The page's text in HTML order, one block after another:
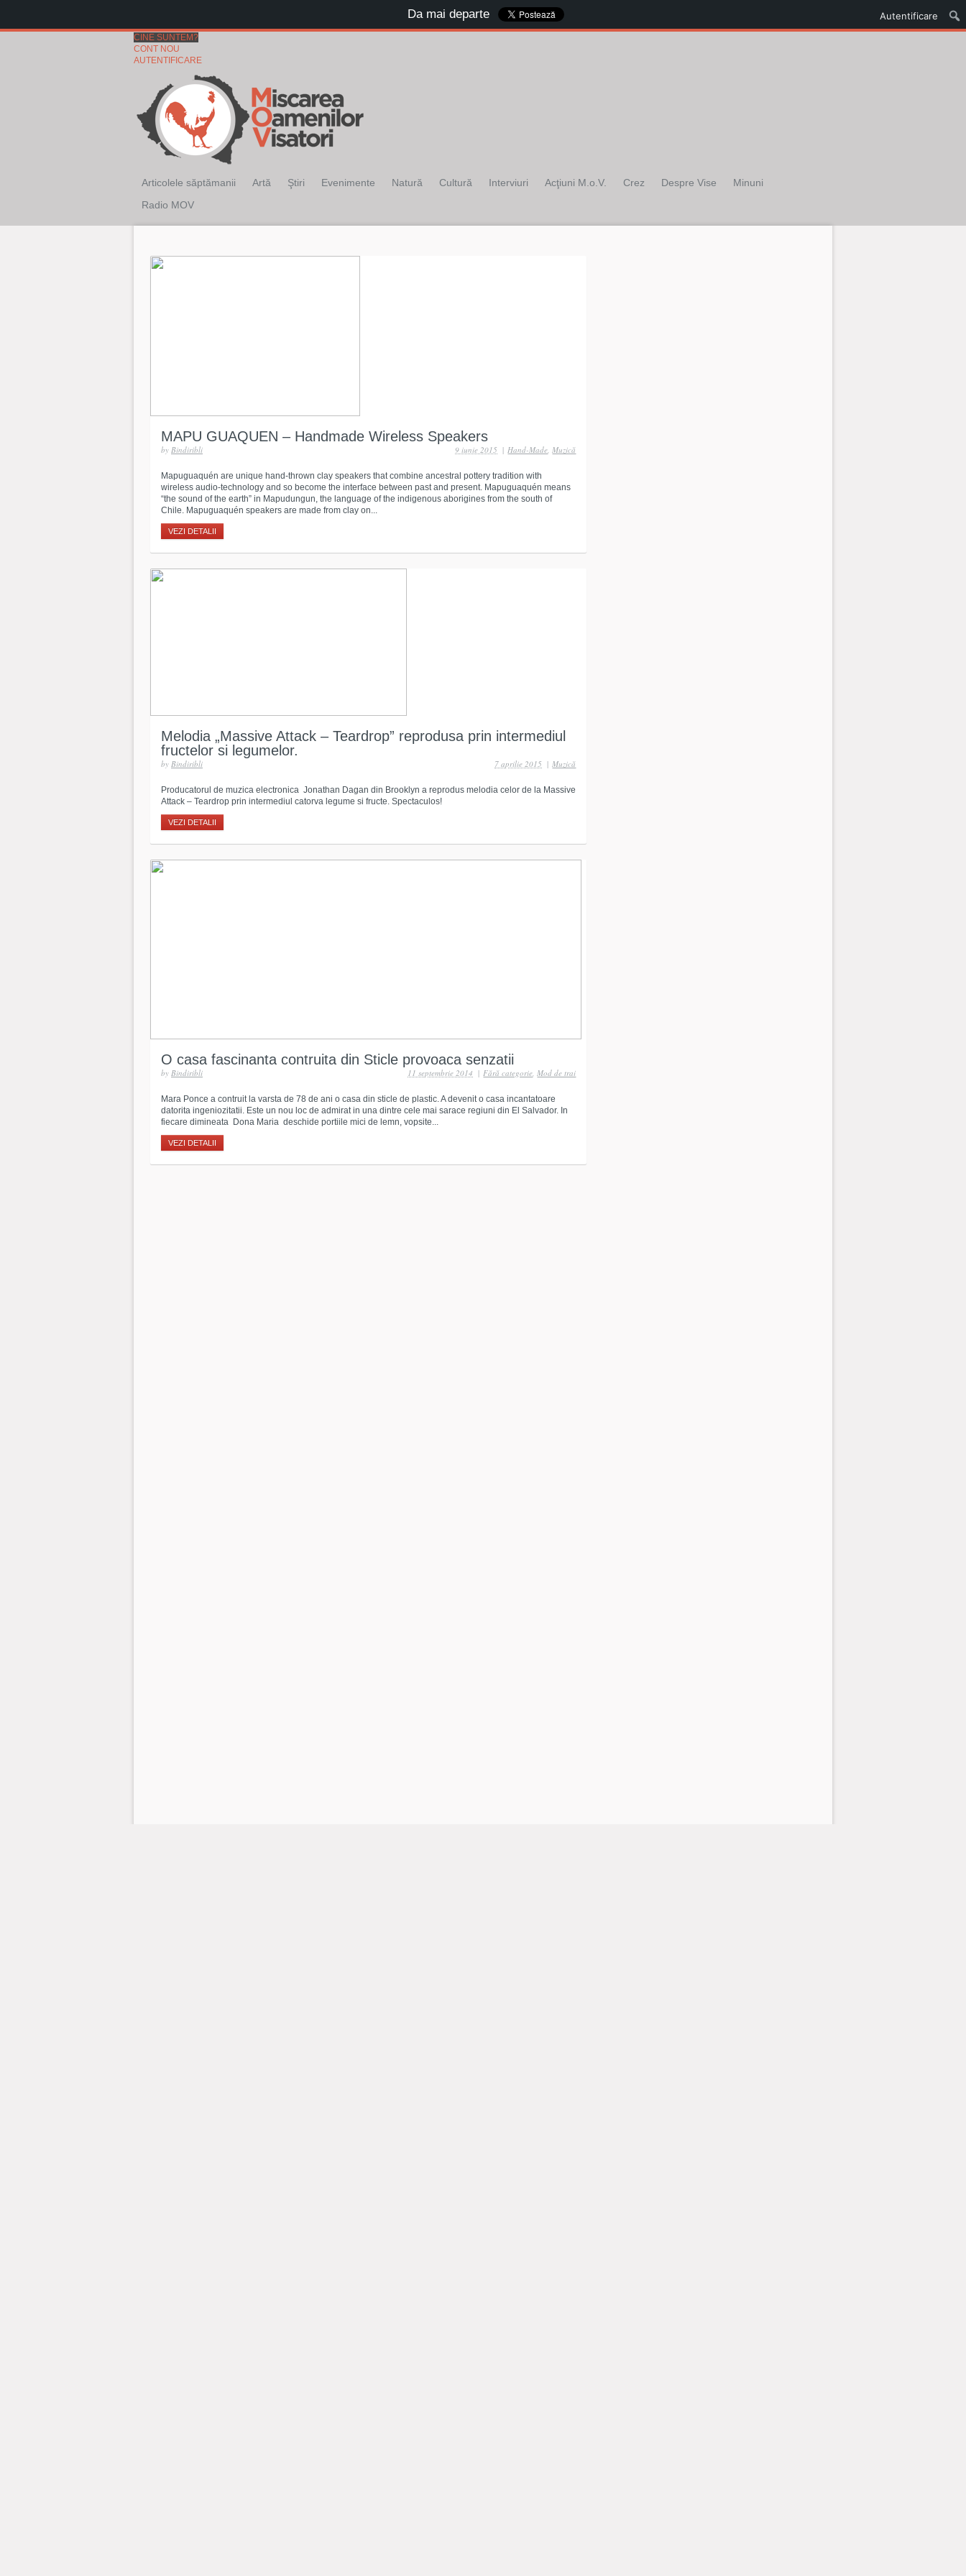
CINE SUNTEM?
CONT NOU
AUTENTIFICARE
Articolele săptămanii Artă Ştiri Evenimente Natură Cultură Interviuri Acţiuni M.o.V. Crez Despre Vise
Minuni
Radio MOV
MAPU GUAQUEN – Handmade Wireless Speakers
by Bindiribli | Hand-Made,Muzică
9 iunie 2015
Mapuguaquén are unique hand-thrown clay speakers that combine ancestral pottery tradition with
wireless audio-technology and so become the interface between past and present. Mapuguaquén means
“the sound of the earth” in Mapudungun, the language of the indigenous aborigines from the south of
Chile. Mapuguaquén speakers are made from clay on...
VEZI DETALII
Melodia „Massive Attack – Teardrop” reprodusa prin intermediul
fructelor si legumelor.
by Bindiribli | Muzică
7 aprilie 2015
Producatorul de muzica electronica Jonathan Dagan din Brooklyn a reprodus melodia celor de la Massive
Attack – Teardrop prin intermediul catorva legume si fructe. Spectaculos!
VEZI DETALII
O casa fascinanta contruita din Sticle provoaca senzatii
by Bindiribli | Fără categorie,Mod de trai
11 septembrie 2014
Mara Ponce a contruit la varsta de 78 de ani o casa din sticle de plastic. A devenit o casa incantatoare
datorita ingeniozitatii. Este un nou loc de admirat in una dintre cele mai sarace regiuni din El Salvador. In
fiecare dimineata Dona Maria deschide portiile mici de lemn, vopsite...
VEZI DETALII
Autentificare
Da mai departe